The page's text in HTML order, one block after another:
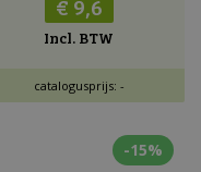
€ 9,6
Incl. BTW
catalogusprijs: -
-15%